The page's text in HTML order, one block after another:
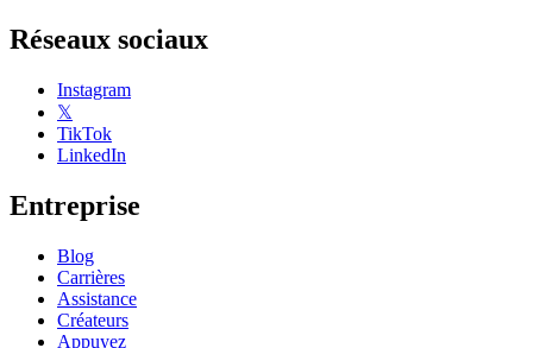
Réseaux sociaux
Instagram
𝕏
TikTok
LinkedIn
Entreprise
Blog
Carrières
Assistance
Créateurs
Appuyez